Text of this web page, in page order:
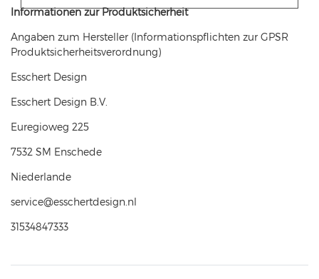
Informationen zur Produktsicherheit
Angaben zum Hersteller (Informationspflichten zur GPSR
Produktsicherheitsverordnung)
Esschert Design
Esschert Design B.V.
Euregioweg 225
7532 SM Enschede
Niederlande
service@esschertdesign.nl
31534847333